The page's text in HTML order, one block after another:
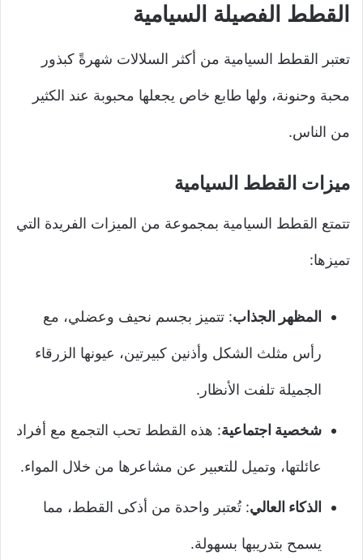
القطط الفصيلة السيامية
تعتبر القطط السيامية من أكثر السلالات شهرةً كبذور
محبة وحنونة، ولها طابع خاص يجعلها محبوبة عند الكثير
من الناس.
ميزات القطط السيامية
تتمتع القطط السيامية بمجموعة من الميزات الفريدة التي
تميزها:
المظهر الجذاب: تتميز بجسم نحيف وعضلي، مع
رأس مثلث الشكل وأذنين كبيرتين، عيونها الزرقاء
الجميلة تلفت الأنظار.
شخصية اجتماعية: هذه القطط تحب التجمع مع أفراد
عائلتها، وتميل للتعبير عن مشاعرها من خلال المواء.
الذكاء العالي: تُعتبر واحدة من أذكى القطط، مما
يسمح بتدريبها بسهولة.